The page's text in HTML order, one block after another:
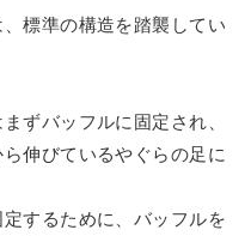
標準の構造を踏襲してい
ずバッフルに固定され、
伸びているやぐらの足に
するために、バッフルを